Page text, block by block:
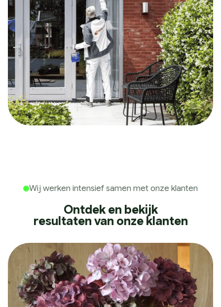
Wij werken intensief samen met onze klanten
Ontdek en bekijk
resultaten van onze klanten